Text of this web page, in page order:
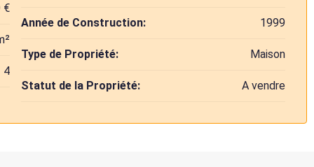
€
4
Année de Construction: 1999
Type de Propriété: Maison
Statut de la Propriété: A vendre